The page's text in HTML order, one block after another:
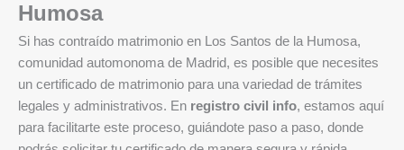
Humosa
Si has contraído matrimonio en Los Santos de la Humosa,
comunidad automonoma de Madrid, es posible que necesites
un certificado de matrimonio para una variedad de trámites
legales y administrativos. En registro civil info, estamos aquí
para facilitarte este proceso, guiándote paso a paso, donde